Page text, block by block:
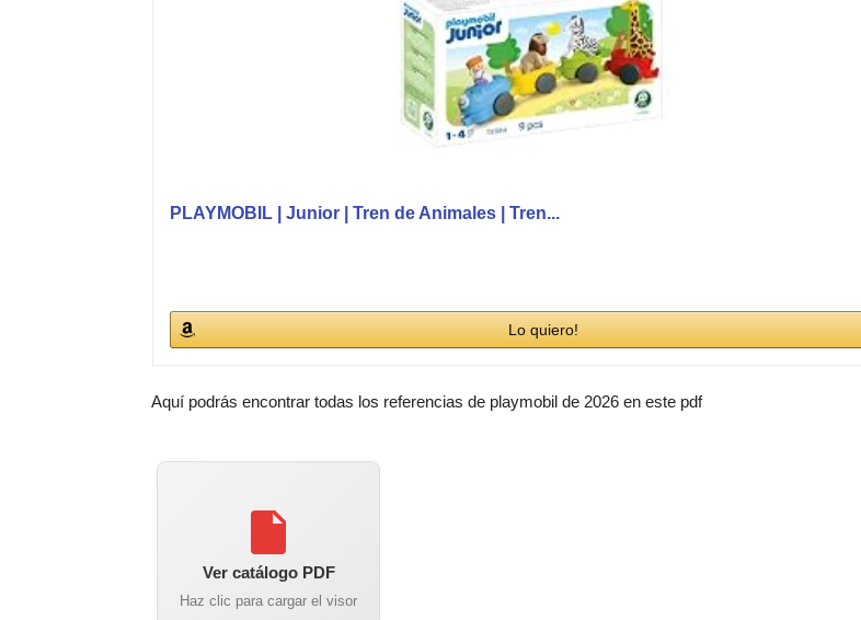
PLAYMOBIL | Junior | Tren de Animales | Tren...
Lo quiero!
Aquí podrás encontrar todas los referencias de playmobil de 2026 en este pdf
Ver catálogo PDF
Haz clic para cargar el visor